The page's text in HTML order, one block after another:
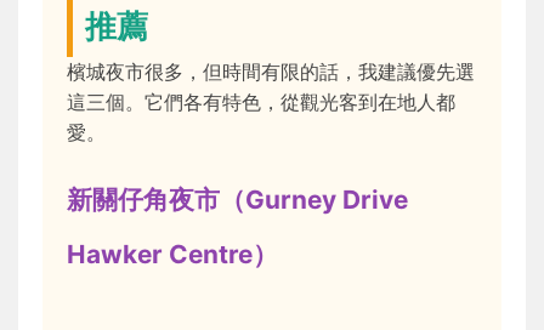
推薦
檳城夜市很多，但時間有限的話，我建議優先選
這三個。它們各有特色，從觀光客到在地人都
愛。
新關仔角夜市（Gurney Drive
Hawker Centre）